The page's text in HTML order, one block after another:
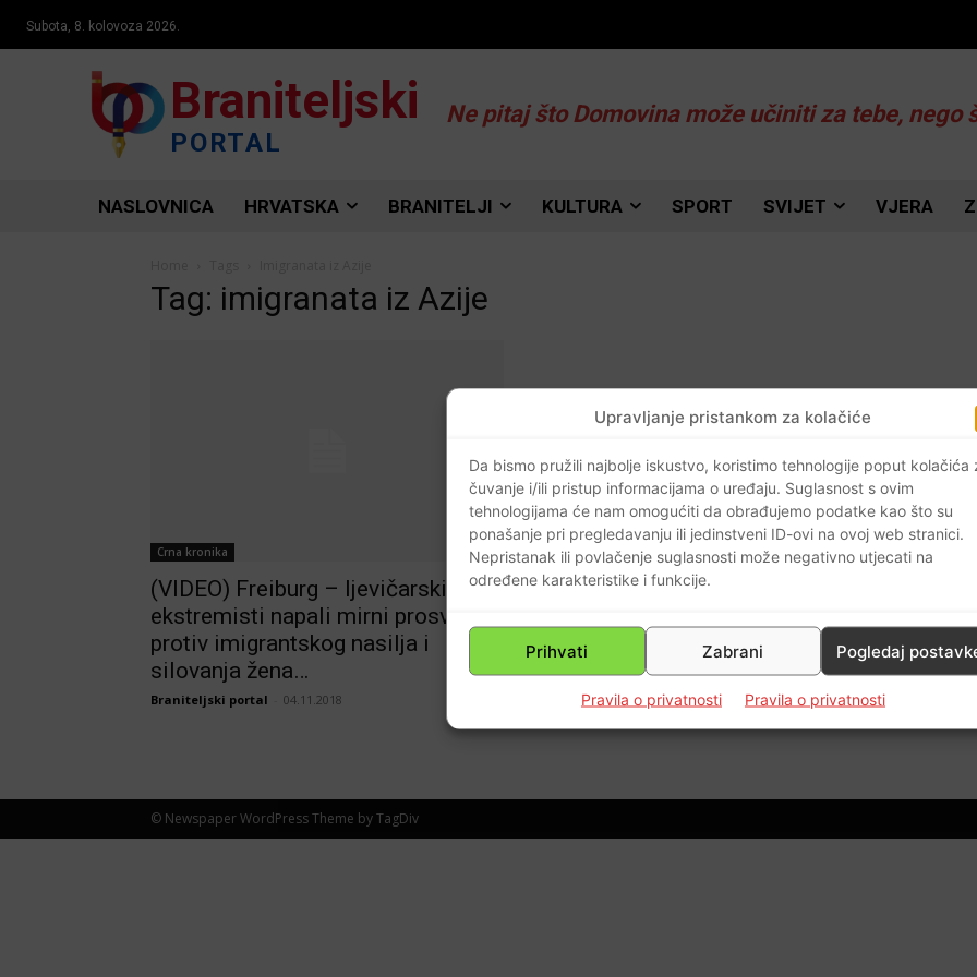
Upravljanje pristankom za kolačiće
Da bismo pružili najbolje iskustvo, koristimo tehnologije poput kolačića
čuvanje i/ili pristup informacijama o uređaju. Suglasnost s ovim
tehnologijama će nam omogućiti da obrađujemo podatke kao što su
ponašanje pri pregledavanju ili jedinstveni ID-ovi na ovoj web stranici.
Nepristanak ili povlačenje suglasnosti može negativno utjecati na
određene karakteristike i funkcije.
Prihvati Zabrani Pogledaj
Pravila o privatnosti Pravila o privatnosti
Subota, 8. kolovoza 2026.
Braniteljski
PORTAL
Ne pitaj što Domovina može učiniti za tebe, nego
NASLOVNICA HRVATSKA BRANITELJI KULTURA SPORT SVIJET VJERA
Tag: imigranata iz Azije
Crna kronika
(VIDEO) Freiburg – ljevičarski
ekstremisti napali mirni prosvjed
protiv imigrantskog nasilja i
silovanja žena…
Braniteljski portal 04.11.2018
© Newspaper WordPress Theme by TagDiv